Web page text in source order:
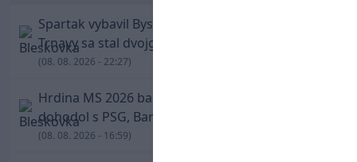
Spartak vybavil Bystricu za pár minút: Hrdinom
Trnavy sa stal dvojgólový Polťák
(08. 08. 2026 - 22:27)
Hrdina MS 2026 balí kufre! Ferran Torres sa
dohodol s PSG, Barcelona mu brániť nebude
(08. 08. 2026 - 16:59)